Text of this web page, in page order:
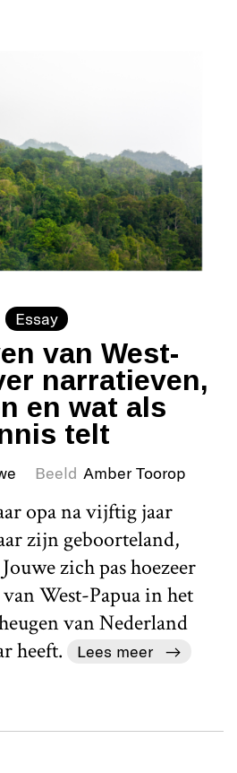
Essay
van West-
narratieven,
en wat als
telt
Beeld Amber Toorop
opa na vijftig jaar
zijn geboorteland,
zich pas hoezeer
West-Papua in het
van Nederland
heeft.
Lees meer